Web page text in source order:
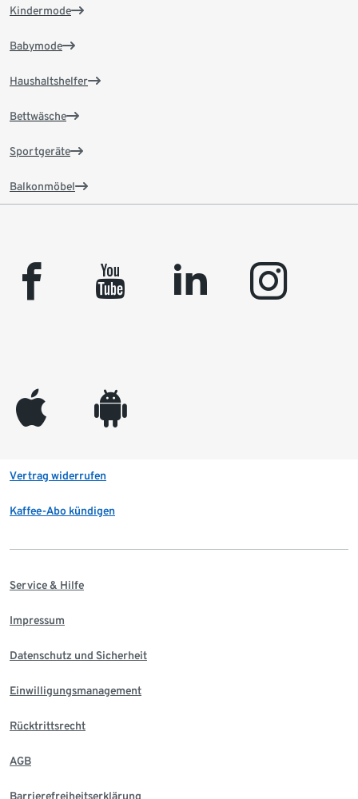
Kindermode
Babymode
Haushaltshelfer
Bettwäsche
Sportgeräte
Balkonmöbel
facebook youtube linkedin instagram
appleinc android
Vertrag widerrufen
Kaffee-Abo kündigen
Service & Hilfe
Impressum
Datenschutz und Sicherheit
Einwilligungsmanagement
Rücktrittsrecht
AGB
Barrierefreiheitserklärung